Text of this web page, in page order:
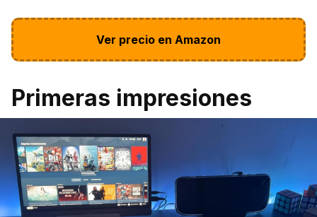
Ver precio en Amazon
Primeras impresiones